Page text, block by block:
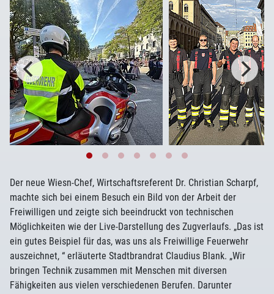
Der neue Wiesn-Chef, Wirtschaftsreferent Dr. Christian Scharpf,
machte sich bei einem Besuch ein Bild von der Arbeit der
Freiwilligen und zeigte sich beeindruckt von technischen
Möglichkeiten wie der Live-Darstellung des Zugverlaufs. „Das ist
ein gutes Beispiel für das, was uns als Freiwillige Feuerwehr
auszeichnet, “ erläuterte Stadtbrandrat Claudius Blank. „Wir
bringen Technik zusammen mit Menschen mit diversen
Fähigkeiten aus vielen verschiedenen Berufen. Darunter